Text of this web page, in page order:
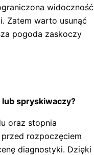
widoczność
Zatem warto usunąć
pogoda zaskoczy
spryskiwaczy?
oraz stopnia
rozpoczęciem
diagnostyki. Dzięki